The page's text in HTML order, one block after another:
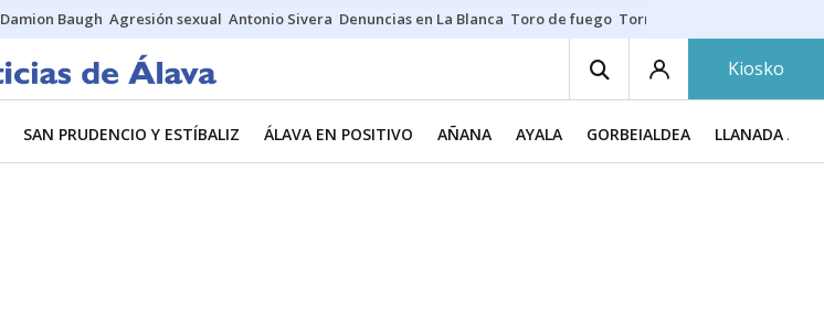
Damion Baugh Agresión sexual Antonio Sivera Denuncias en La Blanca Toro de fuego Tornike Shengelia
Kiosko
SAN PRUDENCIO Y ESTÍBALIZ ÁLAVA EN POSITIVO AÑANA AYALA GORBEIALDEA LLANADA